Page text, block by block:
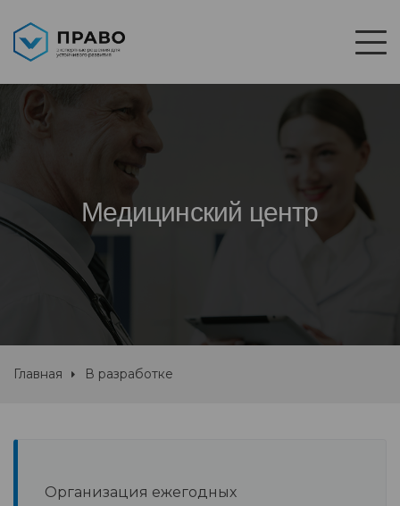
Медицинский центр
Главная В разработке
Организация ежегодных